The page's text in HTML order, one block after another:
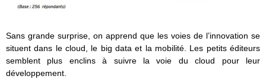
Sans grande surprise, on apprend que les voies de l’innovation se
situent dans le cloud, le big data et la mobilité. Les petits éditeurs
semblent plus enclins à suivre la voie du cloud pour leur
développement.